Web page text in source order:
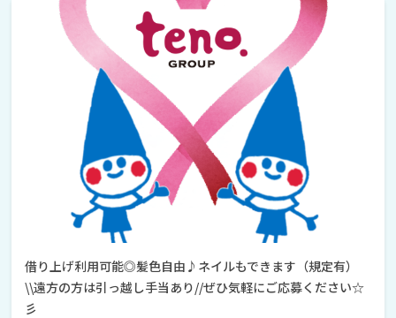
借り上げ利用可能◎髪色自由♪ネイルもできます（規定有）
\\遠方の方は引っ越し手当あり//ぜひ気軽にご応募ください☆
彡